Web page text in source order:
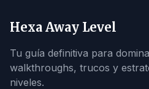
Hexa Away Level
Tu guía definitiva para
walkthroughs, trucos y
niveles.